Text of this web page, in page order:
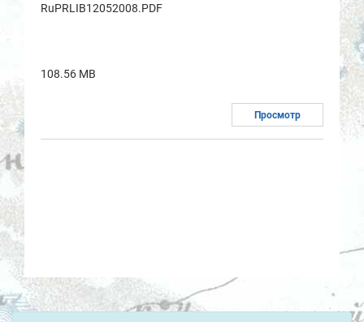
RuPRLIB12052008.PDF
108.56 MB
Просмотр